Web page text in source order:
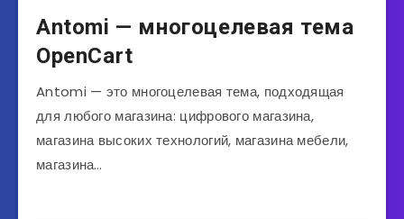
Antomi — многоцелевая тема
OpenCart
Antomi — это многоцелевая тема, подходящая
для любого магазина: цифрового магазина,
магазина высоких технологий, магазина мебели,
магазина…